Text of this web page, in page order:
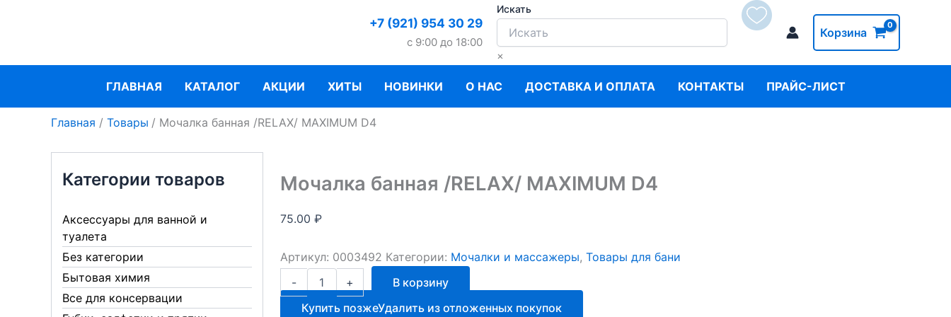
+7 (921) 954 30 29
c 9:00 до 18:00
Искать
×
Корзина
ГЛАВНАЯ КАТАЛОГ АКЦИИ ХИТЫ НОВИНКИ О НАС ДОСТАВКА И ОПЛАТА КОНТАКТЫ ПРАЙС-ЛИСТ
Главная Товары Мочалка банная /RELAX/ MAXIMUM D4
Категории товаров
Аксессуары для ванной и
туалета
Без категории
Бытовая химия
Все для консервации
Мочалка банная /RELAX/ MAXIMUM D4
75.00 ₽
Артикул: 0003492 Категории: Мочалки и массажеры, Товары для бани
-
Количество
товара
Мочалка
+
В корзину
Купить позжеУдалить из отложенных покупок